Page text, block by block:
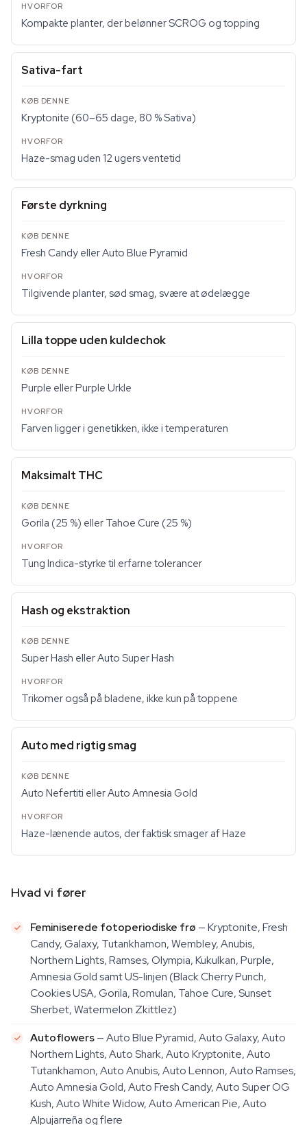
Kompakte planter, der belønner SCROG og topping
Sativa-fart
Kryptonite (60–65 dage, 80 % Sativa)
Haze-smag uden 12 ugers ventetid
Første dyrkning
Fresh Candy eller Auto Blue Pyramid
Tilgivende planter, sød smag, svære at ødelægge
Lilla toppe uden kuldechok
Purple eller Purple Urkle
Farven ligger i genetikken, ikke i temperaturen
Maksimalt THC
Gorila (25 %) eller Tahoe Cure (25 %)
Tung Indica-styrke til erfarne tolerancer
Hash og ekstraktion
Super Hash eller Auto Super Hash
Trikomer også på bladene, ikke kun på toppene
Auto med rigtig smag
Auto Nefertiti eller Auto Amnesia Gold
Haze-lænende autos, der faktisk smager af Haze
Hvad vi fører
Feminiserede fotoperiodiske frø — Kryptonite, Fresh
Candy, Galaxy, Tutankhamon, Wembley, Anubis,
Northern Lights, Ramses, Olympia, Kukulkan, Purple,
Amnesia Gold samt US-linjen (Black Cherry Punch,
Cookies USA, Gorila, Romulan, Tahoe Cure, Sunset
Sherbet, Watermelon Zkittlez)
Autoflowers— Auto Blue Pyramid, Auto Galaxy, Auto
Northern Lights, Auto Shark, Auto Kryptonite, Auto
Tutankhamon, Auto Anubis, Auto Lennon, Auto Ramses,
Auto Amnesia Gold, Auto Fresh Candy, Auto Super OG
Kush, Auto White Widow, Auto American Pie, Auto
Alpujarreña og flere